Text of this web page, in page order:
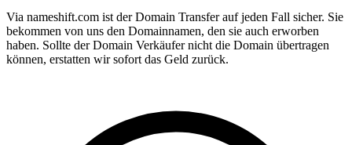
Via nameshift.com ist der Domain Transfer auf jeden Fall sicher. Sie
bekommen von uns den Domainnamen, den sie auch erworben
haben. Sollte der Domain Verkäufer nicht die Domain übertragen
können, erstatten wir sofort das Geld zurück.